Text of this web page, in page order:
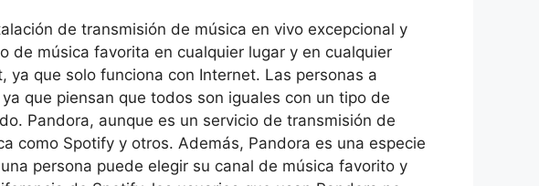
de transmisión de música en vivo excepcional y
de música favorita en cualquier lugar y en cualquier
que solo funciona con Internet. Las personas a
que piensan que todos son iguales con un tipo de
Pandora, aunque es un servicio de transmisión de
como Spotify y otros. Además, Pandora es una especie
persona puede elegir su canal de música favorito y